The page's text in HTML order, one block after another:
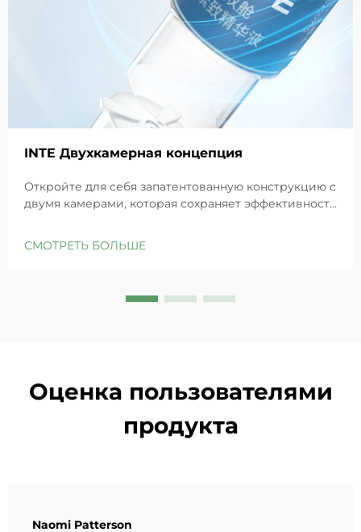
INTE Двухкамерная концепция
Откройте для себя запатентованную конструкцию с
двумя камерами, которая сохраняет эффективность
восстанавливает барьеры чувствительной кожи.
СМОТРЕТЬ БОЛЬШЕ
Оценка пользователями
продукта
Naomi Patterson